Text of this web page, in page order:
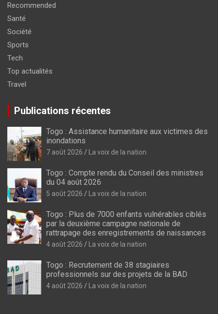
Recommended
Santé
Société
Sports
Tech
Top actualités
Travel
Publications récentes
Togo : Assistance humanitaire aux victimes des
inondations
7 août 2026 La voix de la nation
Togo : Compte rendu du Conseil des ministres
du 04 août 2026
5 août 2026 La voix de la nation
Togo : Plus de 7000 enfants vulnérables ciblés
par la deuxième campagne nationale de
rattrapage des enregistrements de naissances
4 août 2026 La voix de la nation
Togo : Recrutement de 38 stagiaires
professionnels sur des projets de la BAD
4 août 2026 La voix de la nation